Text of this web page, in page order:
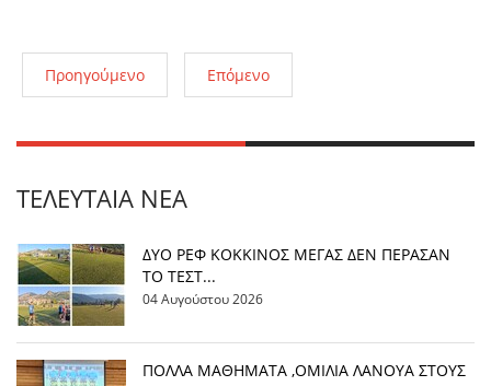
Προηγούμενο Επόμενο
ΤΕΛΕΥΤΑΊΑ ΝΈΑ
ΔΥΟ ΡΕΦ ΚΟΚΚΙΝΟΣ ΜΕΓΑΣ ΔΕΝ ΠΕΡΑΣΑΝ
ΤΟ ΤΕΣΤ...
04 Αυγούστου 2026
ΠΟΛΛΑ ΜΑΘΗΜΑΤΑ ,ΟΜΙΛΙΑ ΛΑΝΟΥΑ ΣΤΟΥΣ